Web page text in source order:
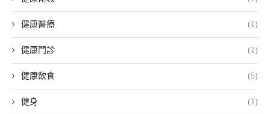
健康醫療 (1)
健康門診 (1)
健康飲食 (5)
健身 (1)